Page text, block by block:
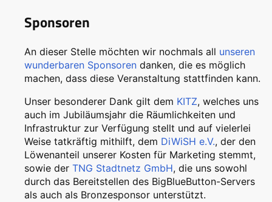
Sponsoren
An dieser Stelle möchten wir nochmals all unseren
wunderbaren Sponsoren danken, die es möglich
machen, dass diese Veranstaltung stattfinden kann.
Unser besonderer Dank gilt dem KITZ, welches uns
auch im Jubiläumsjahr die Räumlichkeiten und
Infrastruktur zur Verfügung stellt und auf vielerlei
Weise tatkräftig mithilft, dem DiWiSH e.V., der den
Löwenanteil unserer Kosten für Marketing stemmt,
sowie der TNG Stadtnetz GmbH, die uns sowohl
durch das Bereitstellen des BigBlueButton-Servers
als auch als Bronzesponsor unterstützt.